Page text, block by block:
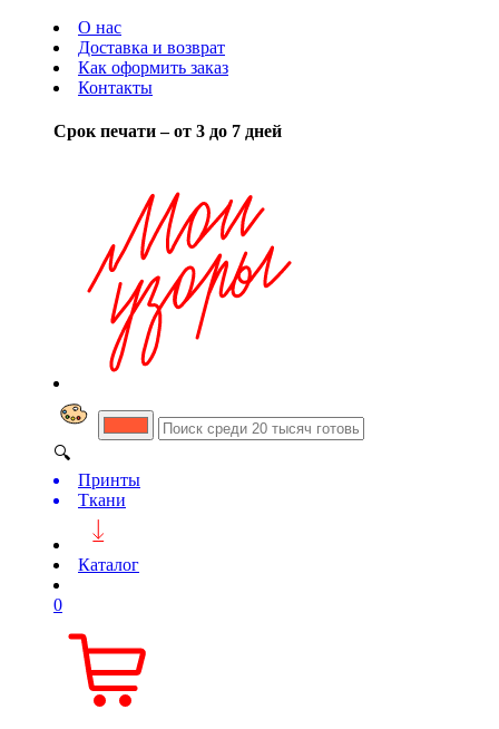
О нас
Доставка и возврат
Как оформить заказ
Контакты
Срок печати – от 3 до 7 дней
🔍
Принты
Ткани
Каталог
0